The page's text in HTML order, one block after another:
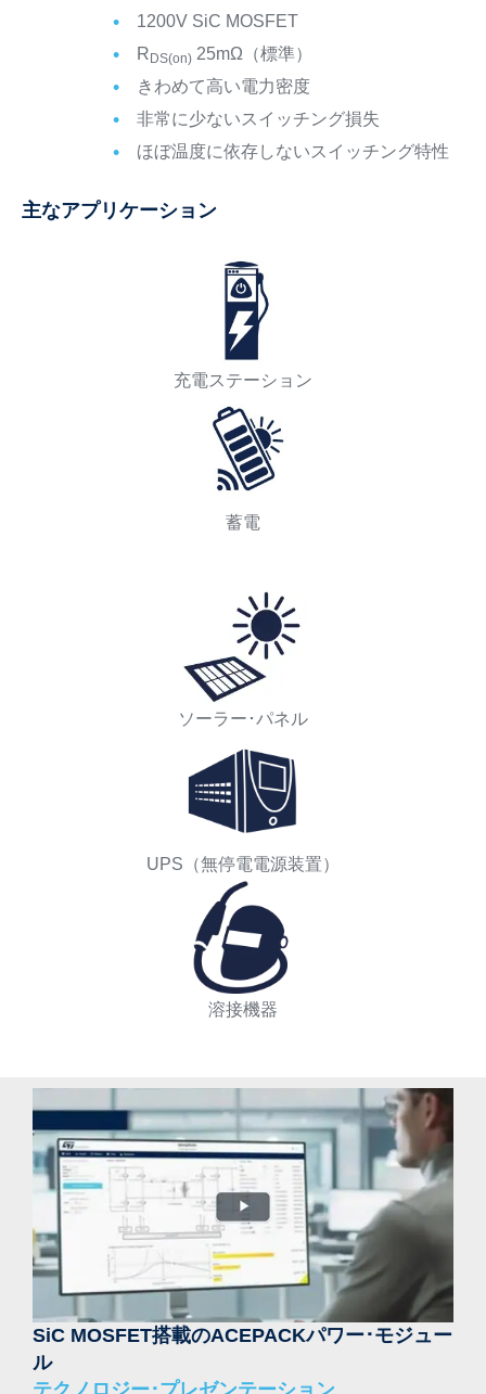
1200V SiC MOSFET
R DS(on)25mΩ（標準）
きわめて高い電力密度
非常に少ないスイッチング損失
ほぼ温度に依存しないスイッチング特性
主なアプリケーション
充電ステーション
蓄電
ソーラー･パネル
UPS（無停電電源装置）
溶接機器
SiC MOSFET搭載のACEPACKパワー･モジュー
ル